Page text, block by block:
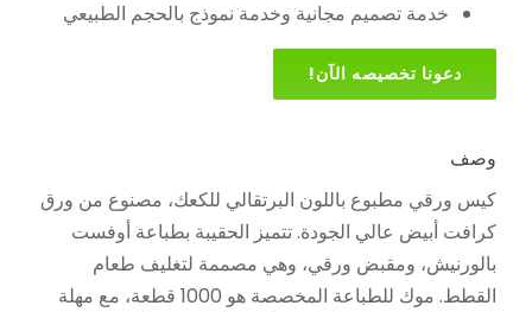
خدمة تصميم مجانية وخدمة نموذج بالحجم الطبيعي
دعونا تخصيصه الآن!
وصف
كيس ورقي مطبوع باللون البرتقالي للكعك، مصنوع من ورق
كرافت أبيض عالي الجودة. تتميز الحقيبة بطباعة أوفست
بالورنيش، ومقبض ورقي، وهي مصممة لتغليف طعام
القطط. موك للطباعة المخصصة هو 1000 قطعة، مع مهلة